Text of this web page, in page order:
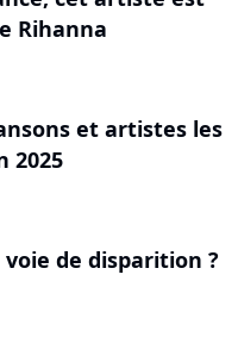
Rihanna
et artistes les
2025
de disparition ?